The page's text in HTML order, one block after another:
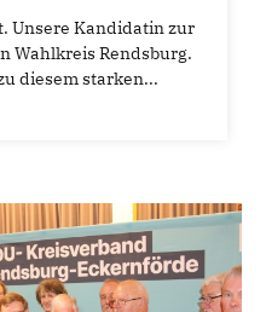
Unsere Kandidatin zur
Wahlkreis Rendsburg.
diesem starken...